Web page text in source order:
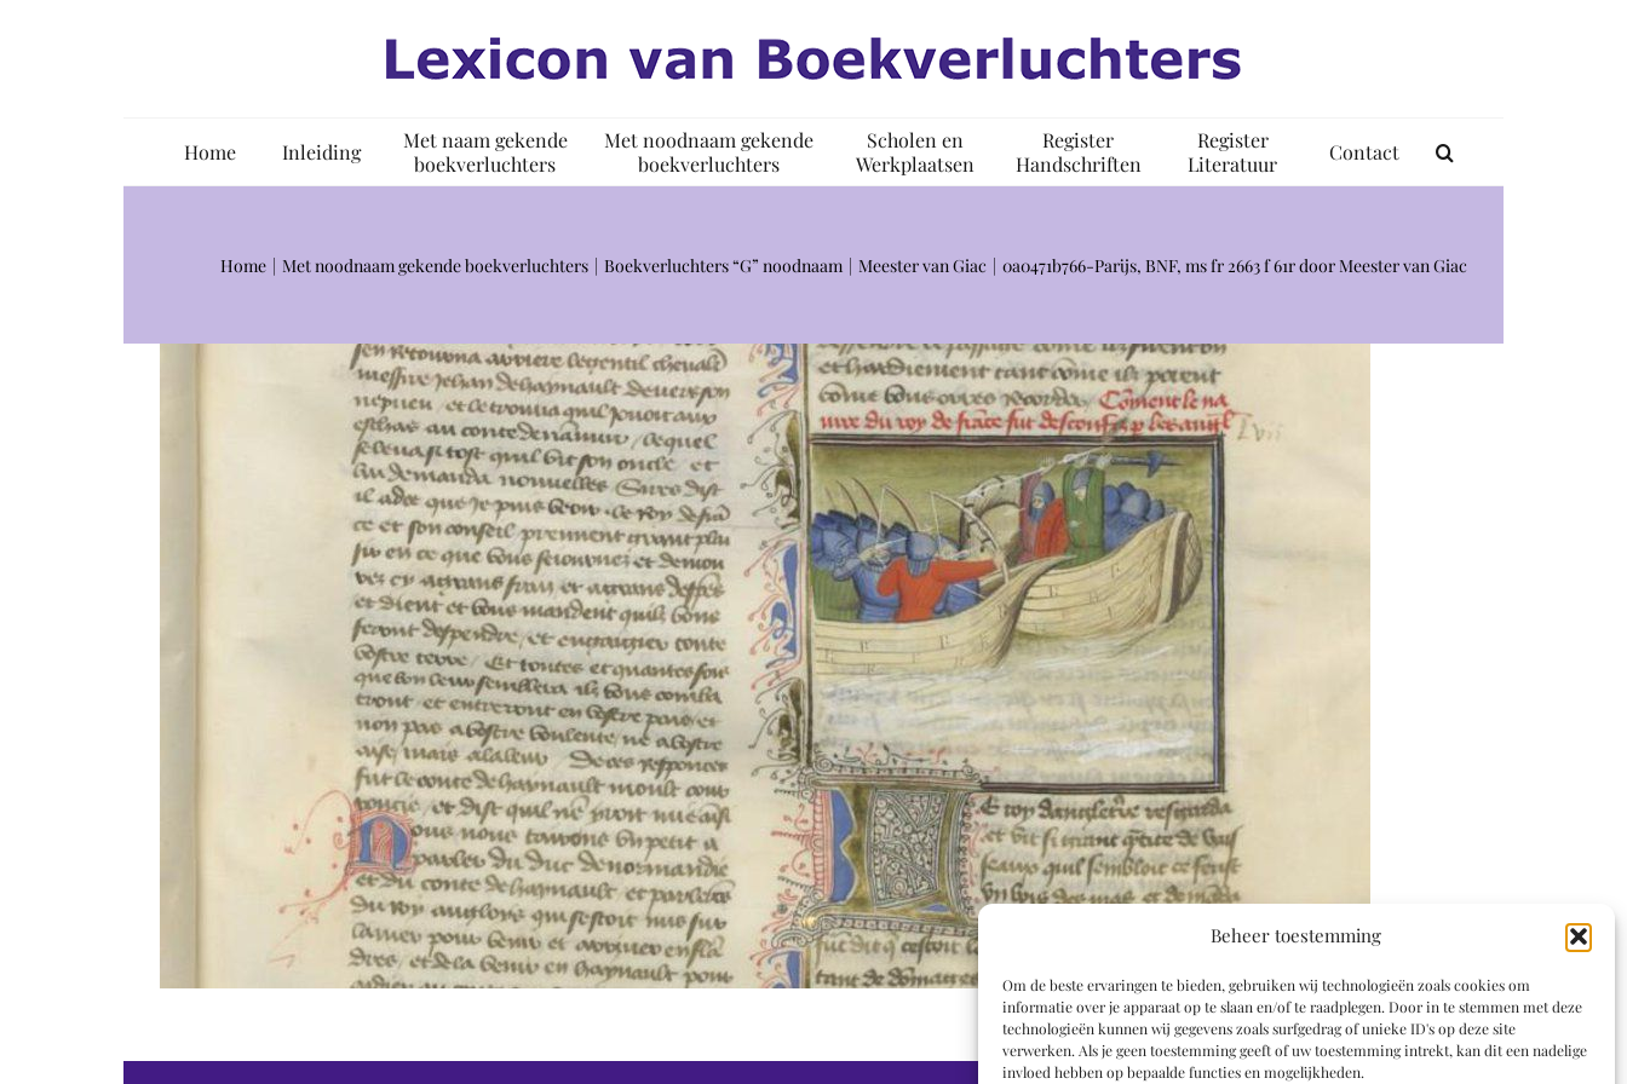
Beheer toestemming
Om de beste ervaringen te bieden, gebruiken wij technologieën zoals cookies om
informatie over je apparaat op te slaan en/of te raadplegen. Door in te stemmen met deze
technologieën kunnen wij gegevens zoals surfgedrag of unieke ID's op deze site
verwerken. Als je geen toestemming geeft of uw toestemming intrekt, kan dit een nadelige
invloed hebben op bepaalde functies en mogelijkheden.
Home Inleiding
Met naam gekende
boekverluchters
Met noodnaam gekende
boekverluchters
Scholen en
Werkplaatsen
Register
Handschriften
Register
Literatuur
Contact
Home Met noodnaam gekende boekverluchters Boekverluchters “G” noodnaam Meester van Giac 0a0471b766-Parijs, BNF, ms fr 2663 f 61r door Meester van Giac